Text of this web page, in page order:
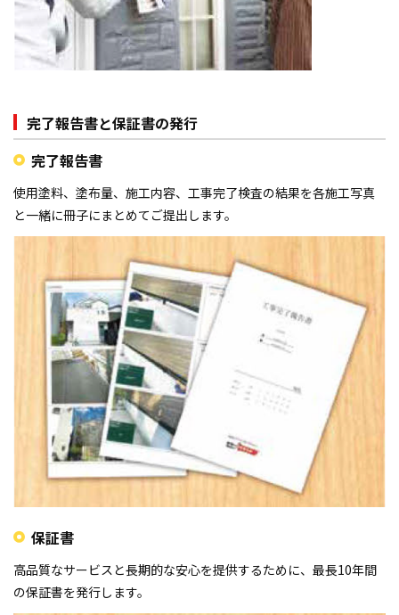
完了報告書と保証書の発行
完了報告書
使用塗料、塗布量、施工内容、工事完了検査の結果を各施工写真
と一緒に冊子にまとめてご提出します。
保証書
高品質なサービスと長期的な安心を提供するために、最長10年間
の保証書を発行します。